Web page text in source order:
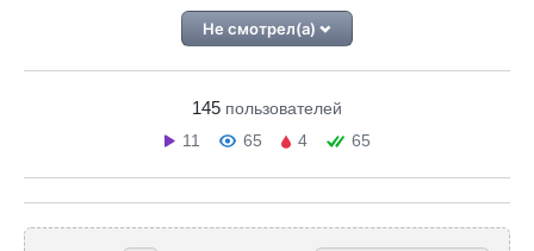
Не смотрел(а)
145 пользователей
11
65 4 65